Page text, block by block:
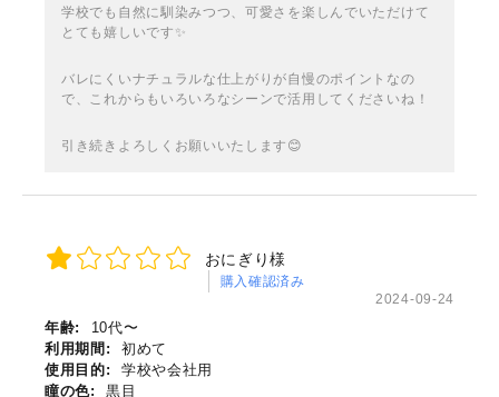
学校でも自然に馴染みつつ、可愛さを楽しんでいただけて
とても嬉しいです✨
バレにくいナチュラルな仕上がりが自慢のポイントなの
で、これからもいろいろなシーンで活用してくださいね！
引き続きよろしくお願いいたします😊
おにぎり様
購入確認済み
2024-09-24
年齢:
10代〜
利用期間:
初めて
使用目的:
学校や会社用
瞳の色:
黒目